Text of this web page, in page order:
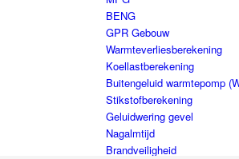
BENG
GPR Gebouw
Warmteverliesberekening
Koellastberekening
Buitengeluid warmtepomp
Stikstofberekening
Geluidwering gevel
Nagalmtijd
Brandveiligheid